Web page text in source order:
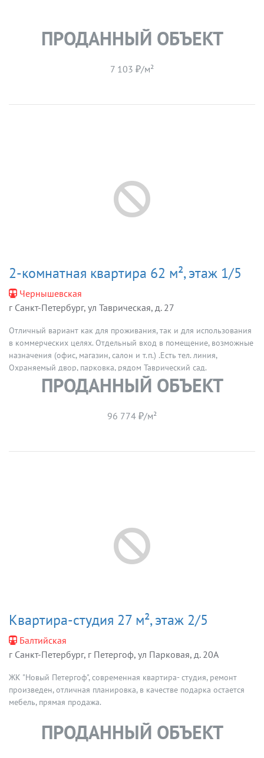
ПРОДАННЫЙ ОБЪЕКТ
7 103 ₽/м²
2-комнатная квартира 62 м², этаж 1/5
Чернышевская
г Санкт-Петербург, ул Таврическая, д. 27
Отличный вариант как для проживания, так и для использования
в коммерческих целях. Отдельный вход в помещение, возможные
назначения (офис, магазин, салон и т.п.) .Есть тел. линия,
Охраняемый двор, парковка, рядом Таврический сад.
ПРОДАННЫЙ ОБЪЕКТ
96 774 ₽/м²
Квартира-студия 27 м², этаж 2/5
Балтийская
г Санкт-Петербург, г Петергоф, ул Парковая, д. 20А
ЖК "Новый Петергоф", современная квартира- студия, ремонт
произведен, отличная планировка, в качестве подарка остается
мебель, прямая продажа.
ПРОДАННЫЙ ОБЪЕКТ